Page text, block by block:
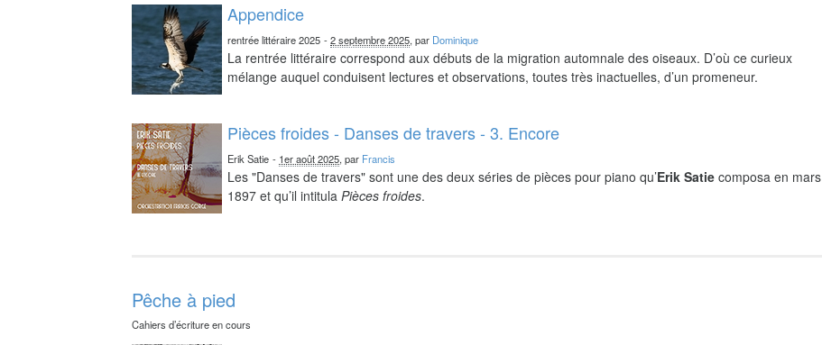
Appendice
rentrée littéraire 2025 -2 septembre 2025, par Dominique
La rentrée littéraire correspond aux débuts de la migration automnale des oiseaux. D’où ce curieux
mélange auquel conduisent lectures et observations, toutes très inactuelles, d’un promeneur.
Pièces froides - Danses de travers - 3. Encore
Erik Satie - 1er août 2025, par Francis
Les "Danses de travers" sont une des deux séries de pièces pour piano qu’Erik Satie composa en mars
1897 et qu’il intitulaPièces froides.
Pêche à pied
Cahiers d’écriture en cours